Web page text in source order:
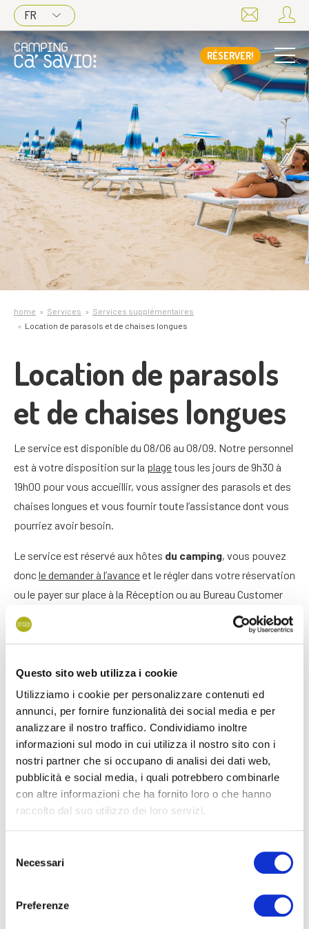
Questo sito web utilizza i cookie
Utilizziamo i cookie per personalizzare contenuti ed
annunci, per fornire funzionalità dei social media e per
analizzare il nostro traffico. Condividiamo inoltre
informazioni sul modo in cui utilizza il nostro sito con i
nostri partner che si occupano di analisi dei dati web,
pubblicità e social media, i quali potrebbero combinarle
con altre informazioni che ha fornito loro o che hanno
raccolto dal suo utilizzo dei loro servizi.
delNecessari
Preferenze
FR
RÉSERVER!
home Services
Services supplémentaires
Location de parasols et de chaises longues
Location de parasols
et de chaises longues
Le service est disponible du 08/06 au 08/09. Notre personnel
est à votre disposition sur la plagetous les jours de 9h30 à
19h00 pour vous accueillir, vous assigner des parasols et des
chaises longues et vous fournir toute l’assistance dont vous
pourriez avoir besoin.
Le service est réservé aux hôtes du camping, vous pouvez
doncle demander à l’avanceet le régler dans votre réservation
ou le payer sur place à la Réception ou au Bureau Customer
Care.
Vous pourrez louer1 parasol et 2 chaises longuesau prix
si vous louez pour plus de 7 jours.
La plage avec parasols et chaises longues est située à
l’accès à la mer n° 7 et est entièrementnon-fumeur
vous permet de profiter de tous les bienfaits de l’air marin
sans fumée passive ni mégots de cigarettes dans le sable qui
gâchent l’environnement et perturbent les jeux de vos
enfants.
offre également la possibilité de louer un fauteuil roulant de
les roues permettent de se déplacer sur le sable et d’entrer